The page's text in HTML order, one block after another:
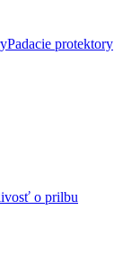
Padacie protektory
o prilbu